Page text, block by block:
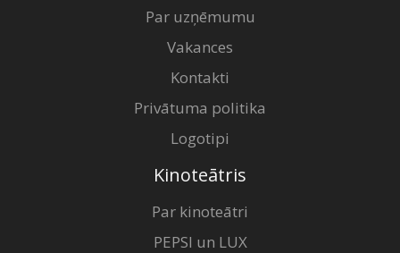
Par uzņēmumu
Vakances
Kontakti
Privātuma politika
Logotipi
Kinoteātris
Par kinoteātri
PEPSI un LUX